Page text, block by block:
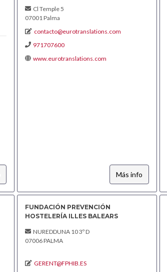
Cl Temple 5
07001 Palma
contacto@eurotranslations.com
971707600
www.eurotranslations.com
Más info
FUNDACIÓN PREVENCIÓN
HOSTELERÍA ILLES BALEARS
NUREDDUNA 10 3º D
07006 PALMA
GERENT@FPHIB.ES